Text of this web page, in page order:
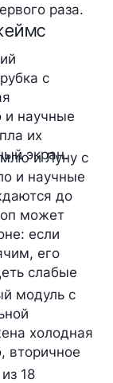
раза.
с
и научные
их
экран.
и Луну с
и научные
до
может
если
его
слабые
модуль с
холодная
вторичное
18